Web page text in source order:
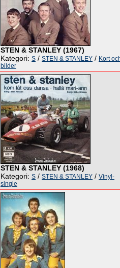
STEN & STANLEY (1967)
Kategori: S / STEN & STANLEY / Kort
bilder
STEN & STANLEY (1968)
Kategori: S / STEN & STANLEY / Vinyl-
single